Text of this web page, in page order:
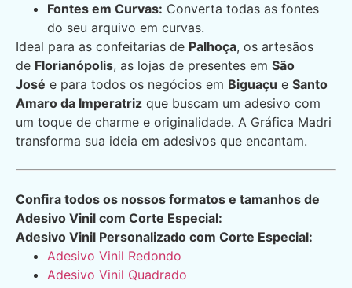
Fontes em Curvas: Converta todas as fontes
do seu arquivo em curvas.
Ideal para as confeitarias de Palhoça, os artesãos
de Florianópolis, as lojas de presentes em São
José e para todos os negócios em Biguaçu e Santo
Amaro da Imperatriz que buscam um adesivo com
um toque de charme e originalidade. A Gráfica Madri
transforma sua ideia em adesivos que encantam.
Confira todos os nossos formatos e tamanhos de
Adesivo Vinil com Corte Especial:
Adesivo Vinil Personalizado com Corte Especial:
Adesivo Vinil Redondo
Adesivo Vinil Quadrado